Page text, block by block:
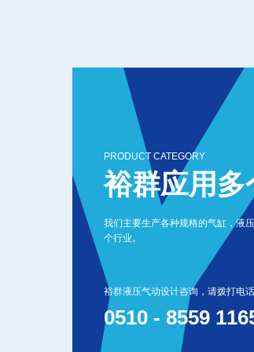
PRODUCT CATEGORY
裕群应用多
我们主要生产各种规格的气缸，液
个行业。
裕群液压气动设计咨询，请拨打电话
0510 - 8559